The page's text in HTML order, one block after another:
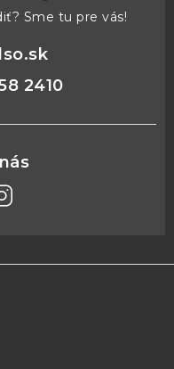
Sme tu pre vás!
2410